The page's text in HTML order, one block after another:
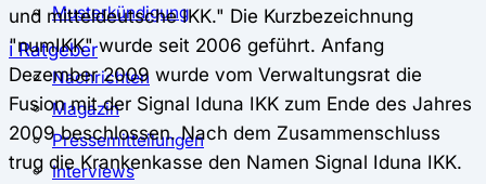
Musterkündigung
ℹ Ratgeber
Nachrichten
Magazin
Pressemitteilungen
Interviews
und mitteldeutsche IKK." Die Kurzbezeichnung
"numIKK" wurde seit 2006 geführt. Anfang
Dezember 2009 wurde vom Verwaltungsrat die
Fusion mit der Signal Iduna IKK zum Ende des Jahres
2009 beschlossen. Nach dem Zusammenschluss
trug die Krankenkasse den Namen Signal Iduna IKK.